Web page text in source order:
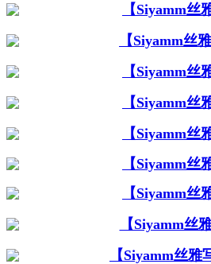
【Siyamm丝
【Siyamm丝
【Siyamm丝
【Siyamm丝
【Siyamm丝
【Siyamm丝
【Siyamm丝
【Siyamm丝
【Siyamm丝